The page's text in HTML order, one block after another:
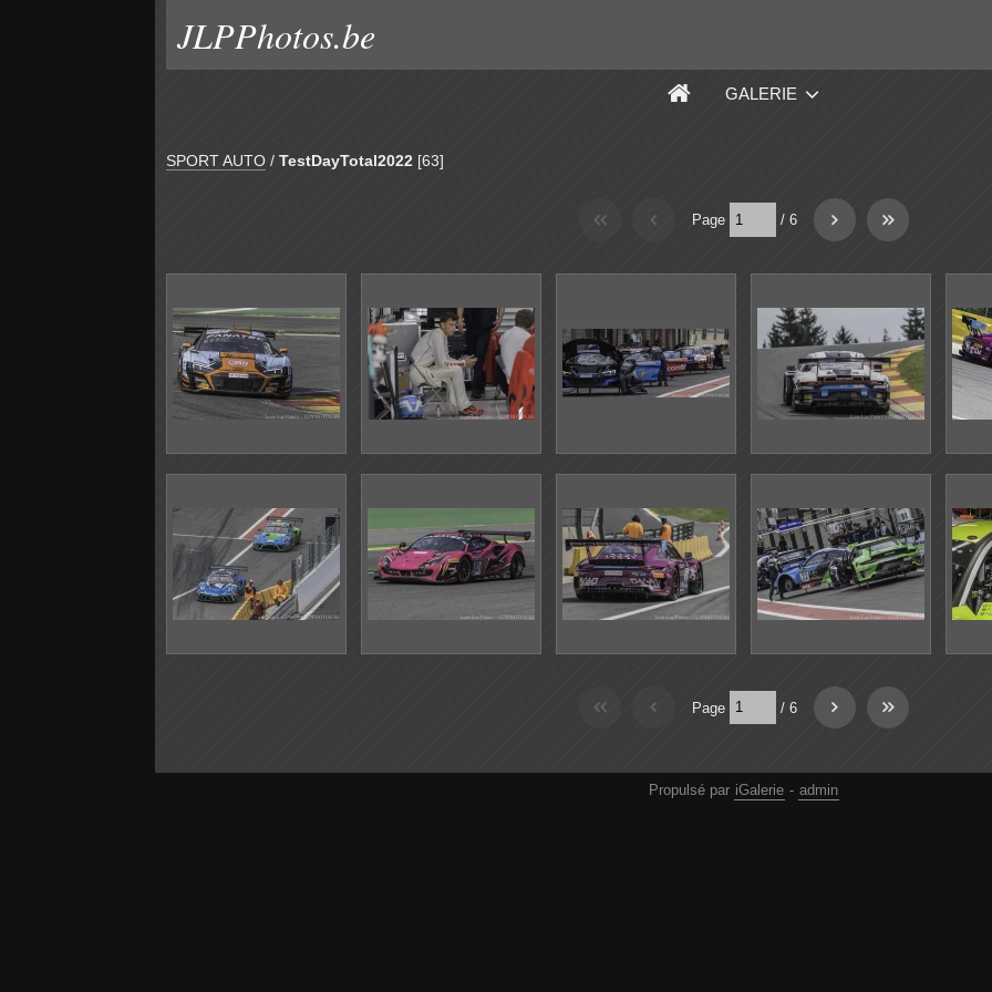
JLPPhotos.be
GALERIE
SPORT AUTO / TestDayTotal2022 [63]
Page / 6
Page / 6
Propulsé par iGalerie - admin